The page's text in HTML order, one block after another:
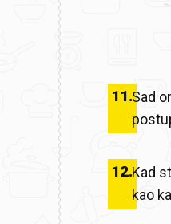
11.Sad
12.Kad
kao